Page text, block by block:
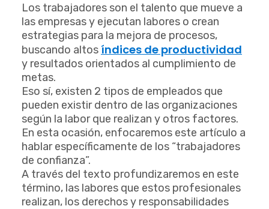
Los trabajadores son el talento que mueve a
las empresas y ejecutan labores o crean
estrategias para la mejora de procesos,
buscando altos índices de productividad
y resultados orientados al cumplimiento de
metas.
Eso sí, existen 2 tipos de empleados que
pueden existir dentro de las organizaciones
según la labor que realizan y otros factores.
En esta ocasión, enfocaremos este artículo a
hablar específicamente de los “trabajadores
de confianza”.
A través del texto profundizaremos en este
término, las labores que estos profesionales
realizan, los derechos y responsabilidades